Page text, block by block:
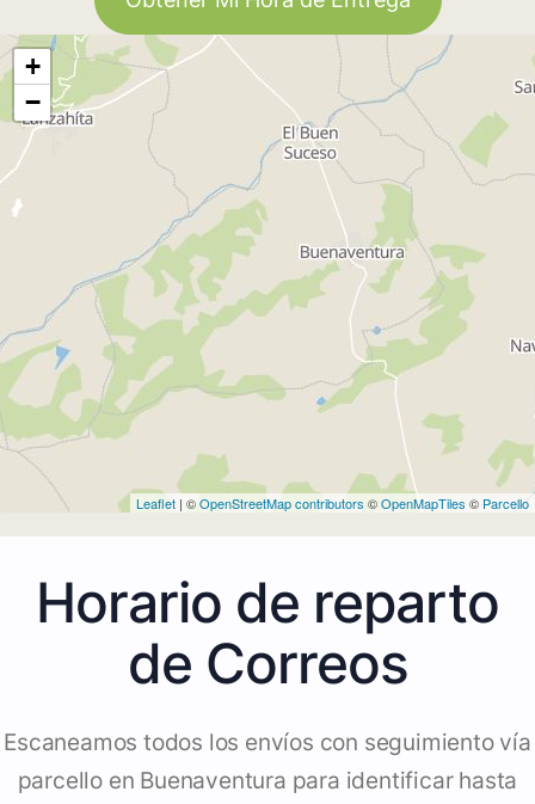
+
−
Leaflet | ©OpenStreetMap contributors ©OpenMapTiles © Parcello
Horario de reparto
de Correos
Escaneamos todos los envíos con seguimiento vía
parcello en Buenaventura para identificar hasta